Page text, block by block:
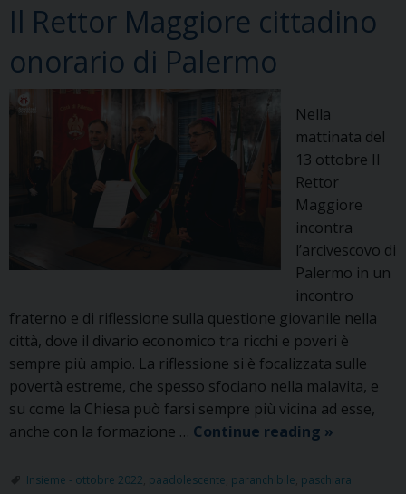
Il Rettor Maggiore cittadino
onorario di Palermo
Nella
mattinata del
13 ottobre Il
Rettor
Maggiore
incontra
l’arcivescovo di
Palermo in un
incontro
fraterno e di riflessione sulla questione giovanile nella
città, dove il divario economico tra ricchi e poveri è
sempre più ampio. La riflessione si è focalizzata sulle
povertà estreme, che spesso sfociano nella malavita, e
su come la Chiesa può farsi sempre più vicina ad esse,
anche con la formazione … Continue reading Il
Maggiore
»
Insieme - ottobre 2022 paadolescente paranchibile paschiara